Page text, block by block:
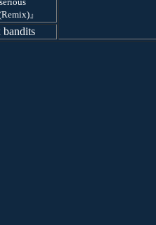
』
bandits